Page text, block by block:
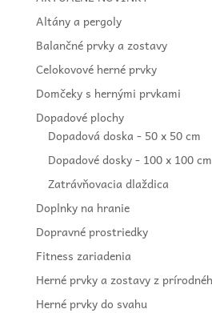
Altány a pergoly
Balančné prvky a zostavy
Celokovové herné prvky
Domčeky s hernými prvkami
Dopadové plochy
Dopadová doska - 50 x 50 cm
Dopadové dosky - 100 x 100 cm
Zatrávňovacia dlaždica
Doplnky na hranie
Dopravné prostriedky
Fitness zariadenia
Herné prvky a zostavy z
Herné prvky do svahu